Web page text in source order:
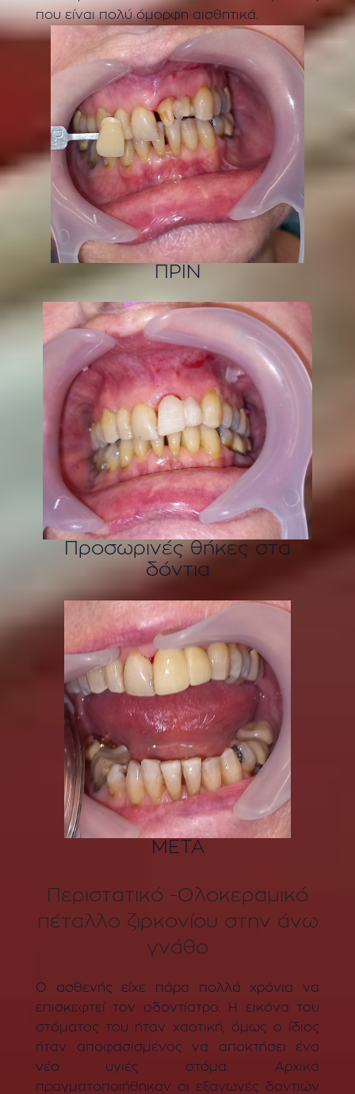
που είναι πολύ όμορφη αισθητικά.
ΠΡΙΝ
Προσωρινές θήκες στα
δόντια
ΜΕΤΑ
Περιστατικό -Ολοκεραμικό
πέταλλο ζιρκονίου στην άνω
γνάθο
Ο ασθενής είχε πάρα πολλά χρόνια να
επισκεφτεί τον οδοντίατρο. Η εικόνα του
στόματος του ήταν χαοτική, όμως ο ίδιος
ήταν αποφασισμένος να αποκτήσει ένα
νέο υγιές στόμα. Αρχικά
πραγματοποιήθηκαν οι εξαγωγές δοντιών